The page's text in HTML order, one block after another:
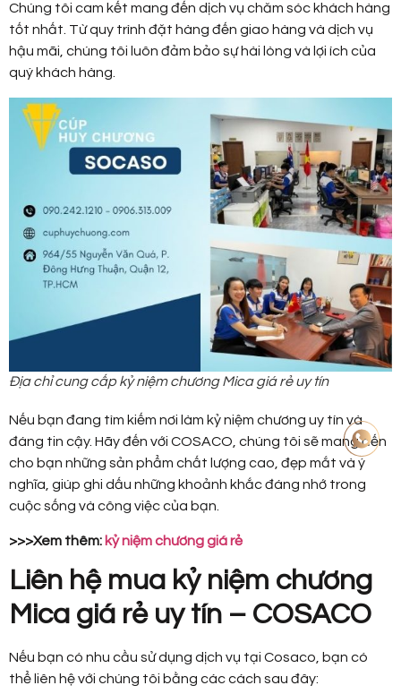
Chúng tôi cam kết mang đến dịch vụ chăm sóc khách hàng
tốt nhất. Từ quy trình đặt hàng đến giao hàng và dịch vụ
hậu mãi, chúng tôi luôn đảm bảo sự hài lòng và lợi ích của
quý khách hàng.
Địa chỉ cung cấp kỷ niệm chương Mica giá rẻ uy tín
Nếu bạn đang tìm kiếm nơi làm kỷ niệm chương uy tín và
đáng tin cậy. Hãy đến với COSACO, chúng tôi sẽ mang đến
cho bạn những sản phẩm chất lượng cao, đẹp mắt và ý
nghĩa, giúp ghi dấu những khoảnh khắc đáng nhớ trong
cuộc sống và công việc của bạn.
>>>Xem thêm: kỷ niệm chương giá rẻ
Liên hệ mua kỷ niệm chương
Mica giá rẻ uy tín – COSACO
Nếu bạn có nhu cầu sử dụng dịch vụ tại Cosaco, bạn có
thể liên hệ với chúng tôi bằng các cách sau đây: